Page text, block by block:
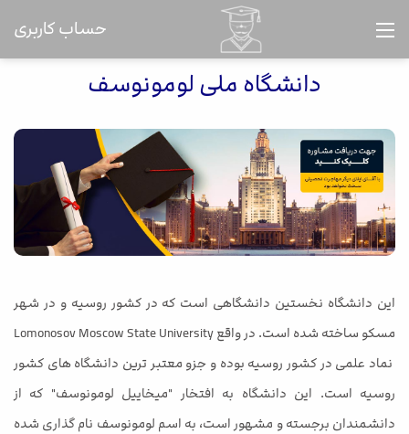
حساب کاربری
دانشگاه ملی لومونوسف
این دانشگاه نخستین دانشگاهی است که در کشور روسیه و در شهر
مسکو ساخته شده است. در واقع Lomonosov Moscow State University
نماد علمی در کشور روسیه بوده و جزو معتبر ترین دانشگاه های کشور
روسیه است. این دانشگاه به افتخار "میخاییل لومونوسف" که از
دانشمندان برجسته و مشهور است، به اسم لومونوسف نام گذاری شده